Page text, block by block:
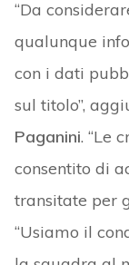
“Da
qualunque
con i dati
sul titolo”,
Paganini. “Le
consentito di
transitate per
“Usiamo il